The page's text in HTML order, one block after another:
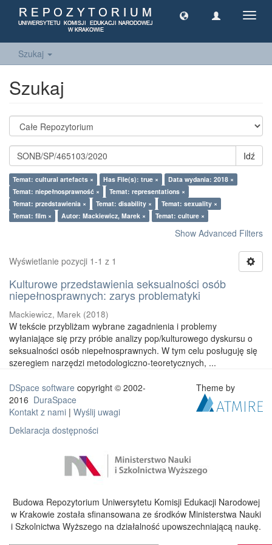
Szukaj
Szukaj
Idź
Temat: cultural artefacts × Has File(s): true ×
Data wydania: 2018 ×
Temat: niepełnosprawność ×
Temat: representations ×
Temat: przedstawienia ×
Temat: disability ×
Temat: sexuality ×
Temat: film ×
Autor: Mackiewicz, Marek × Temat: culture ×
Show Advanced Filters
Wyświetlanie pozycji 1-1 z 1
Kulturowe przedstawienia seksualności osób
niepełnosprawnych: zarys problematyki
Mackiewicz, Marek (2018)
W tekście przybliżam wybrane zagadnienia i problemy
wyłaniające się przy próbie analizy pop/kulturowego dyskursu o
seksualności osób niepełnosprawnych. W tym celu posługuję się
szeregiem narzędzi metodologiczno-teoretycznych, ...
DSpace software copyright © 2002-
2016 DuraSpace
Kontakt z nami | Wyślij uwagi
Deklaracja dostępności
Theme by
Budowa Repozytorium Uniwersytetu Komisji Edukacji Narodowej
w Krakowie została sfinansowana ze środków Ministerstwa Nauki
i Szkolnictwa Wyższego na działalność upowszechniającą naukę.